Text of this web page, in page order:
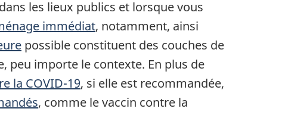
dans les lieux publics et lorsque vous
immédiat, notamment, ainsi
possible constituent des couches de
peu importe le contexte. En plus de
la COVID-19, si elle est recommandée,
, comme le vaccin contre la